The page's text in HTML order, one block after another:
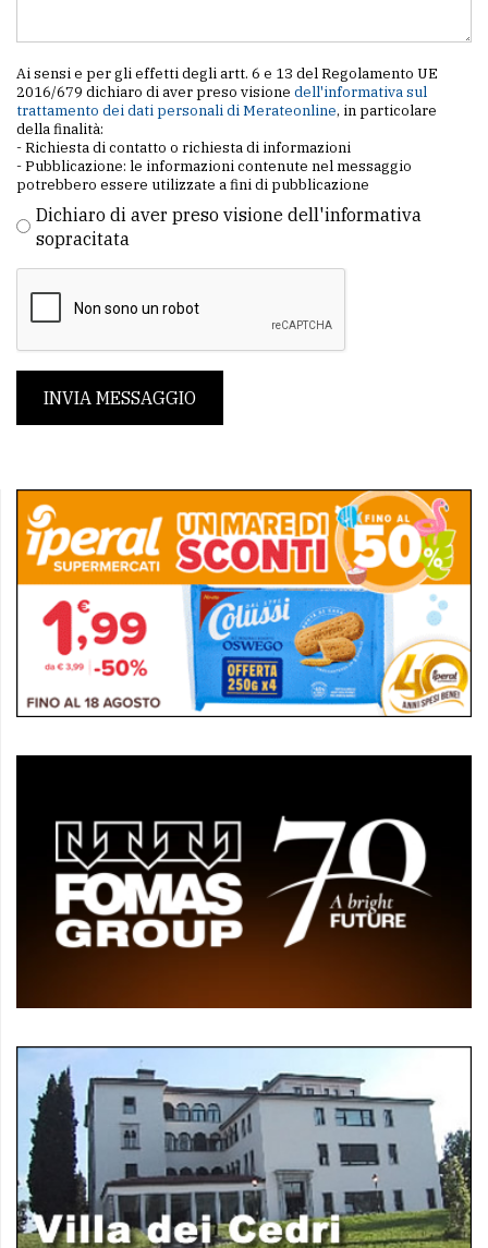
Ai sensi e per gli effetti degli artt. 6 e 13 del Regolamento UE
2016/679 dichiaro di aver preso visione dell'informativa sul
trattamento dei dati personali di Merateonline, in particolare
della finalità:
- Richiesta di contatto o richiesta di informazioni
- Pubblicazione: le informazioni contenute nel messaggio
potrebbero essere utilizzate a fini di pubblicazione
Dichiaro di aver preso visione dell'informativa
sopracitata
INVIA MESSAGGIO